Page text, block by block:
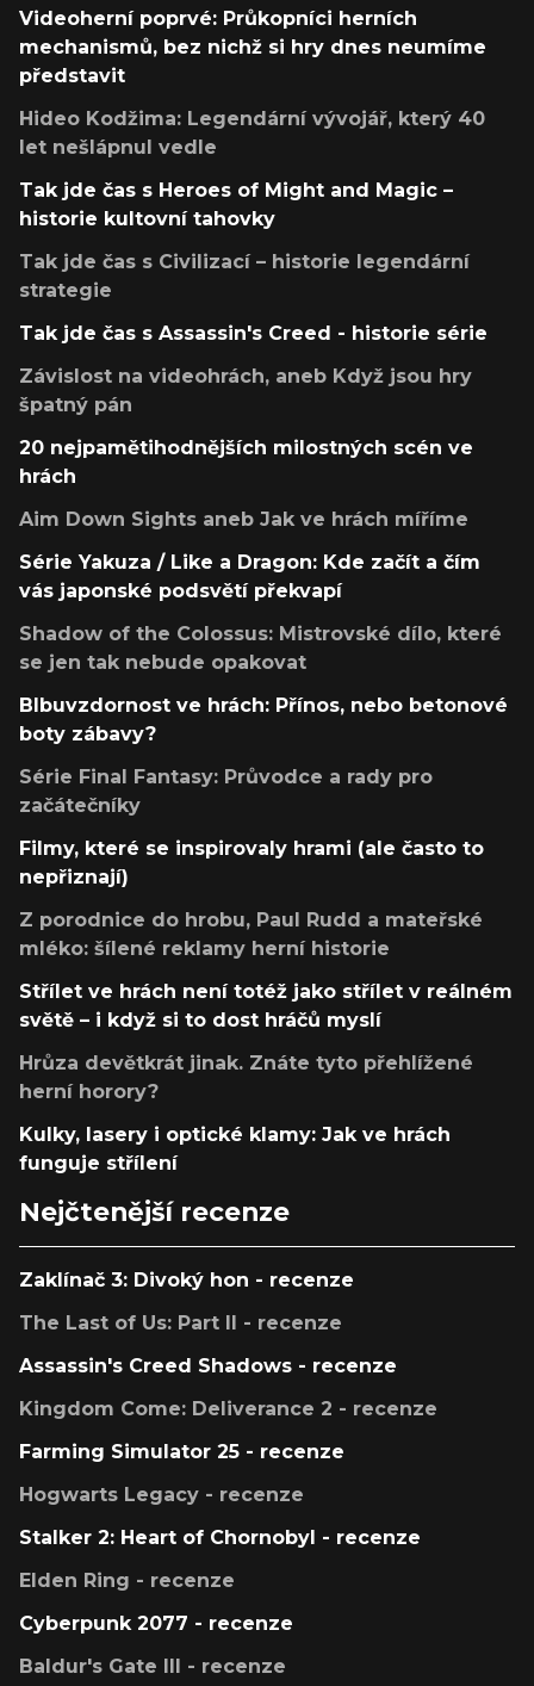
Videoherní poprvé: Průkopníci herních
mechanismů, bez nichž si hry dnes neumíme
představit
Hideo Kodžima: Legendární vývojář, který 40
let nešlápnul vedle
Tak jde čas s Heroes of Might and Magic –
historie kultovní tahovky
Tak jde čas s Civilizací – historie legendární
strategie
Tak jde čas s Assassin's Creed - historie série
Závislost na videohrách, aneb Když jsou hry
špatný pán
20 nejpamětihodnějších milostných scén ve
hrách
Aim Down Sights aneb Jak ve hrách míříme
Série Yakuza / Like a Dragon: Kde začít a čím
vás japonské podsvětí překvapí
Shadow of the Colossus: Mistrovské dílo, které
se jen tak nebude opakovat
Blbuvzdornost ve hrách: Přínos, nebo betonové
boty zábavy?
Série Final Fantasy: Průvodce a rady pro
začátečníky
Filmy, které se inspirovaly hrami (ale často to
nepřiznají)
Z porodnice do hrobu, Paul Rudd a mateřské
mléko: šílené reklamy herní historie
Střílet ve hrách není totéž jako střílet v reálném
světě – i když si to dost hráčů myslí
Hrůza devětkrát jinak. Znáte tyto přehlížené
herní horory?
Kulky, lasery i optické klamy: Jak ve hrách
funguje střílení
Nejčtenější recenze
Zaklínač 3: Divoký hon - recenze
The Last of Us: Part II - recenze
Assassin's Creed Shadows - recenze
Kingdom Come: Deliverance 2 - recenze
Farming Simulator 25 - recenze
Hogwarts Legacy - recenze
Stalker 2: Heart of Chornobyl - recenze
Elden Ring - recenze
Cyberpunk 2077 - recenze
Baldur's Gate III - recenze